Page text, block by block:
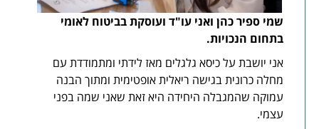
שמי ספיר כהן ואני עו"ד ועוסקת בביטוח לאומי
בתחום הנכויות.
אני יושבת על כיסא גלגלים מאז לידתי ומתמודדת עם
מחלה כרונית בגישה ריאלית אופטימית ומתוך הבנה
עמוקה שהמגבלה היחידה היא זאת שאני שמה בפני
עצמי.